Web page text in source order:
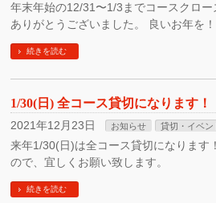
年末年始の12/31〜1/3までコースクロー
ありがとうございました。 良いお年を！
続きを読む
1/30(日) 全コース貸切になります！
2021年12月23日 お知らせ 貸切・イベン
来年1/30(日)は全コース貸切になります
ので、宜しくお願い致します。
続きを読む